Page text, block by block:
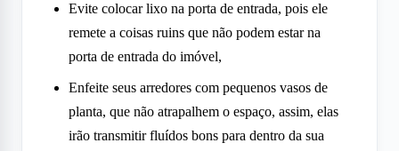
Evite colocar lixo na porta de entrada, pois ele
remete a coisas ruins que não podem estar na
porta de entrada do imóvel,
Enfeite seus arredores com pequenos vasos de
planta, que não atrapalhem o espaço, assim, elas
irão transmitir fluídos bons para dentro da sua